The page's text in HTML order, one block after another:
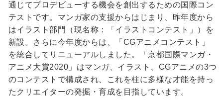
通じてプロデビューする機会を創出するための国際コン
テストです。マンガ家の支援からはじまり、昨年度から
はイラスト部門（現名称：「イラストコンテスト」）を
新設。さらに今年度からは、「CGアニメコンテスト」
を統合してリニューアルしました。「京都国際マンガ・
アニメ大賞2020」はマンガ、イラスト、CGアニメの3つ
のコンテストで構成され、これを柱に多様な才能を持っ
たクリエイターの発掘・育成を目指しています。